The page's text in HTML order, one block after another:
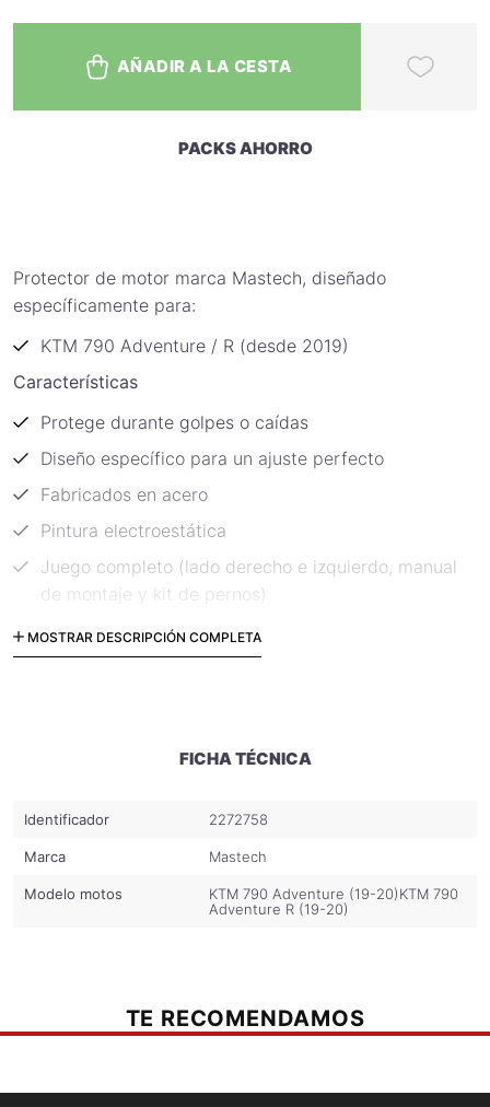
AÑADIR A LA CESTA
PACKS AHORRO
Protector de motor marca Mastech, diseñado
específicamente para:
KTM 790 Adventure / R (desde 2019)
Características
Protege durante golpes o caídas
Diseño específico para un ajuste perfecto
Fabricados en acero
Pintura electroestática
Juego completo (lado derecho e izquierdo, manual
de montaje y kit de pernos)
Código: PN006583
MOSTRAR DESCRIPCIÓN COMPLETA
FICHA TÉCNICA
Identificador 2272758
Marca Mastech
Modelo motos KTM 790 Adventure (19-20)KTM 790
Adventure R (19-20)
TE RECOMENDAMOS